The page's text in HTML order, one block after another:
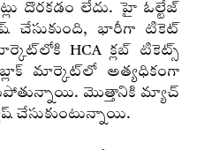
దొరకడం లేదు. హై ఓల్టేజ్
చేసుకుంది, భారీగా టికెట్
HCA క్లబ్ టికెట్స్
మార్కెట్‌లో అత్యధికంగా
మొత్తానికి మ్యాచ్
చేసుకుంటున్నాయి.